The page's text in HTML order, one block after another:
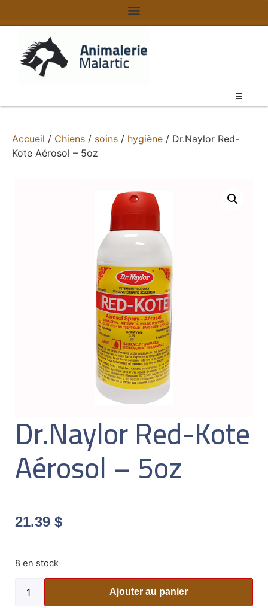
Accueil / Chiens / soins / hygiène / Dr.Naylor Red-
Kote Aérosol – 5oz
Dr.Naylor Red-Kote
Aérosol – 5oz
21.39 $
8 en stock
Ajouter au panier